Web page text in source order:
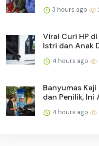
3 hours ago
Viral Curi HP
Istri dan Anak
4 hours ago
Banyumas
dan Penilik, Ini
4 hours ago